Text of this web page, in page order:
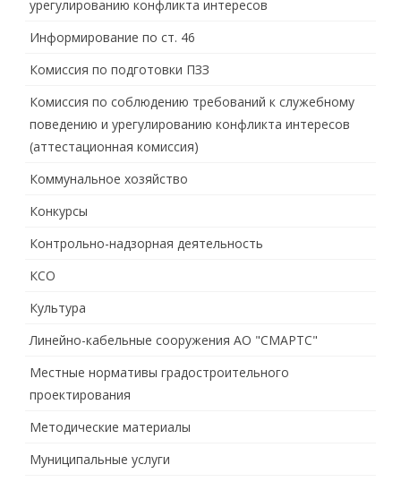
урегулированию конфликта интересов
Информирование по ст. 46
Комиссия по подготовки ПЗЗ
Комиссия по соблюдению требований к служебному
поведению и урегулированию конфликта интересов
(аттестационная комиссия)
Коммунальное хозяйство
Конкурсы
Контрольно-надзорная деятельность
КСО
Культура
Линейно-кабельные сооружения АО "СМАРТС"
Местные нормативы градостроительного
проектирования
Методические материалы
Муниципальные услуги